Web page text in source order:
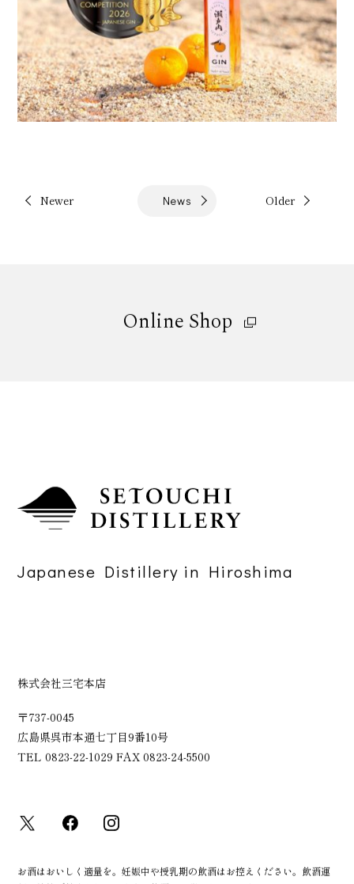
Newer News Older
Online Shop
Japanese Distillery in Hiroshima
株式会社三宅本店
〒737-0045
広島県呉市本通七丁目9番10号
TEL 0823-22-1029 FAX 0823-24-5500
お酒はおいしく適量を。妊娠中や授乳期の飲酒はお控えください。飲酒運